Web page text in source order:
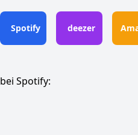
Spotify deezer
bei Spotify: